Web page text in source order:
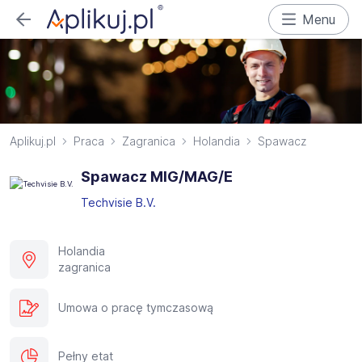
Menu
Aplikuj.pl Praca Zagranica Holandia Spawacz
Spawacz MIG/MAG/E
Techvisie B.V.
Holandia
zagranica
Umowa o pracę tymczasową
Pełny etat